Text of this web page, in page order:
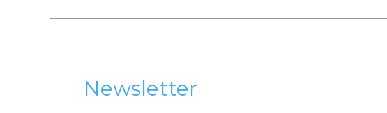
Newsletter